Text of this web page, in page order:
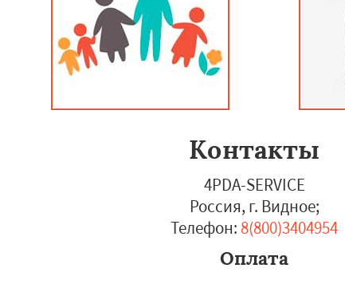
Контакты
4PDA-SERVICE
Россия, г. Видное;
Телефон: 8(800)3404954
Оплата